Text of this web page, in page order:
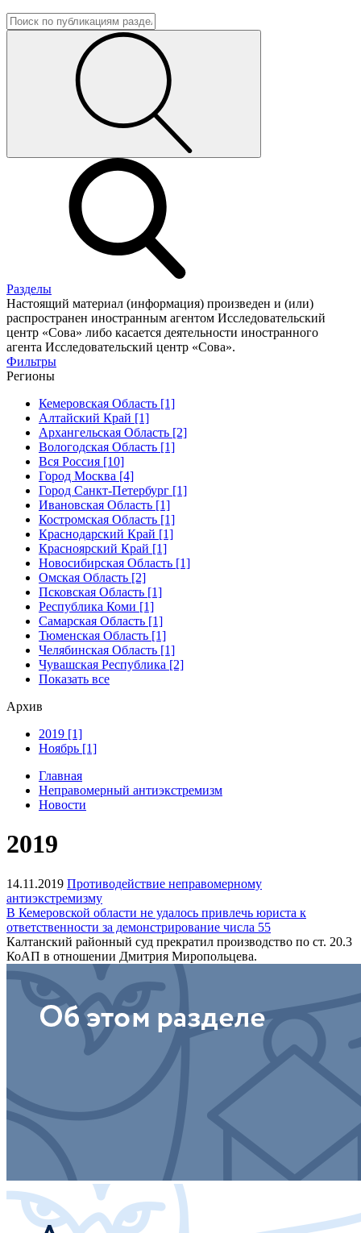
Разделы
Настоящий материал (информация) произведен и (или)
распространен иностранным агентом Исследовательский
центр «Сова» либо касается деятельности иностранного
агента Исследовательский центр «Сова».
Фильтры
Регионы
Кемеровская Область [1]
Алтайский Край [1]
Архангельская Область [2]
Вологодская Область [1]
Вся Россия [10]
Город Москва [4]
Город Санкт-Петербург [1]
Ивановская Область [1]
Костромская Область [1]
Краснодарский Край [1]
Красноярский Край [1]
Новосибирская Область [1]
Омская Область [2]
Псковская Область [1]
Республика Коми [1]
Самарская Область [1]
Тюменская Область [1]
Челябинская Область [1]
Чувашская Республика [2]
Показать все
Архив
2019 [1]
Ноябрь [1]
Главная
Неправомерный антиэкстремизм
Новости
2019
14.11.2019 Противодействие неправомерному
антиэкстремизму
В Кемеровской области не удалось привлечь юриста к
ответственности за демонстрирование числа 55
Калтанский районный суд прекратил производство по ст. 20.3
КоАП в отношении Дмитрия Миропольцева.